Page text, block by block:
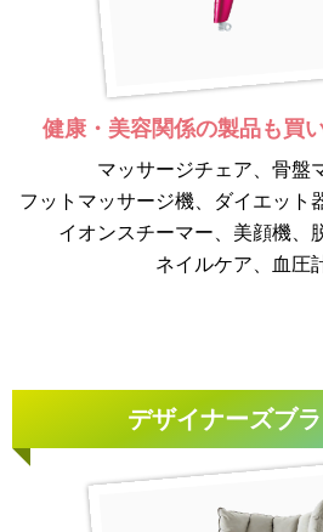
健康・美容関係の製品も買
マッサージチェア
骨盤
フットマッサージ機
ダイエット
イオンスチーマー
美顔機
ネイルケア
血圧
デザイナーズブ